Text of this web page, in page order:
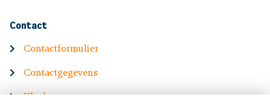
Contact
Contactformulier
Contactgegevens
Klachten